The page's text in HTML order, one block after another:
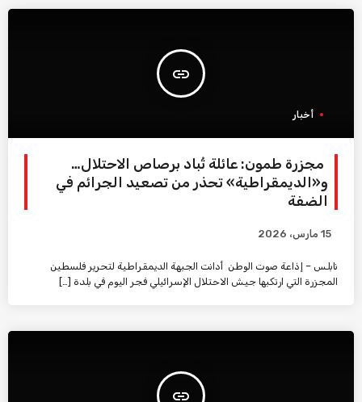
insert_link
أخبار
مجزرة طمون: عائلة تُباد برصاص الاحتلال…
و«الديمقراطية» تحذر من تصعيد الجرائم في
الضفة
15 مارس، 2026
نابلس – إذاعة صوت الوطن أدانت الجبهة الديمقراطية لتحرير فلسطين
المجزرة التي ارتكبها جيش الاحتلال الإسرائيلي فجر اليوم في بلدة […]
insert_link